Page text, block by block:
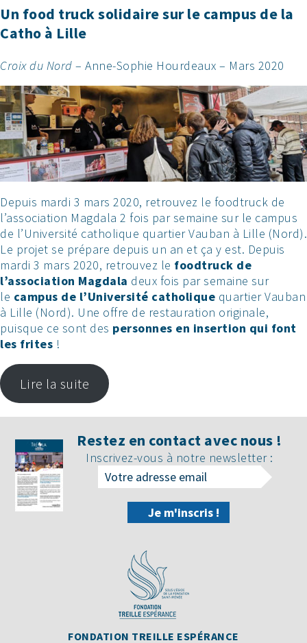
Un food truck solidaire sur le campus de la
Catho à Lille
Croix du Nord – Anne-Sophie Hourdeaux – Mars 2020
Depuis mardi 3 mars 2020, retrouvez le foodtruck de
l’association Magdala 2 fois par semaine sur le campus
de l’Université catholique quartier Vauban à Lille (Nord).
Le projet se prépare depuis un an et ça y est. Depuis
mardi 3 mars 2020, retrouvez le foodtruck de
l’association Magdala deux fois par semaine sur
le campus de l’Université catholique quartier Vauban
à Lille (Nord). Une offre de restauration originale,
puisque ce sont des personnes en insertion qui font
les frites !
Lire la suite
Restez en contact avec nous !
Inscrivez-vous à notre newsletter :
FONDATION TREILLE ESPÉRANCE